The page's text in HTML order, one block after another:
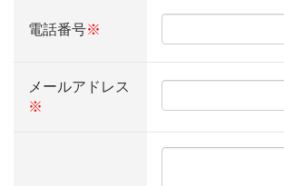
電話番号※
メールアドレス
※